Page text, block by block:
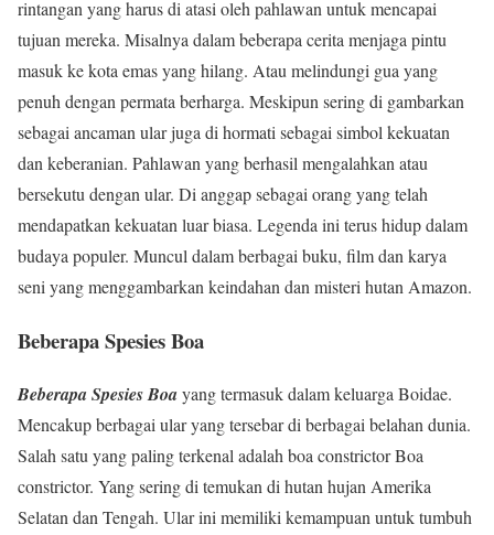
rintangan yang harus di atasi oleh pahlawan untuk mencapai
tujuan mereka. Misalnya dalam beberapa cerita menjaga pintu
masuk ke kota emas yang hilang. Atau melindungi gua yang
penuh dengan permata berharga. Meskipun sering di gambarkan
sebagai ancaman ular juga di hormati sebagai simbol kekuatan
dan keberanian. Pahlawan yang berhasil mengalahkan atau
bersekutu dengan ular. Di anggap sebagai orang yang telah
mendapatkan kekuatan luar biasa. Legenda ini terus hidup dalam
budaya populer. Muncul dalam berbagai buku, film dan karya
seni yang menggambarkan keindahan dan misteri hutan Amazon.
Beberapa Spesies Boa
Beberapa Spesies Boayang termasuk dalam keluarga Boidae.
Mencakup berbagai ular yang tersebar di berbagai belahan dunia.
Salah satu yang paling terkenal adalah boa constrictor Boa
constrictor. Yang sering di temukan di hutan hujan Amerika
Selatan dan Tengah. Ular ini memiliki kemampuan untuk tumbuh